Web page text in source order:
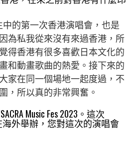
的第一次香港演唱會，也是
為私我從來沒有來過香港，所
得香港有很多喜歡日本文化的
和動畫歌曲的熱愛。接下來的
家在同一個場地一起度過，不
，所以真的非常興奮。
Music Fes 2023。這次
海外舉辦，您對這次的演唱會